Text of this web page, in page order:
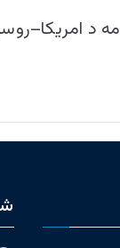
د